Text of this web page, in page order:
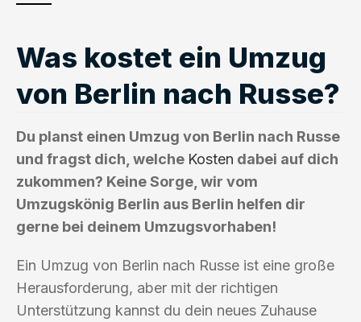
Was kostet ein Umzug
von Berlin nach Russe?
Du planst einen Umzug von Berlin nach Russe
und fragst dich, welche Kosten dabei auf dich
zukommen? Keine Sorge, wir vom
Umzugskönig Berlin aus Berlin helfen dir
gerne bei deinem Umzugsvorhaben!
Ein Umzug von Berlin nach Russe ist eine große
Herausforderung, aber mit der richtigen
Unterstützung kannst du dein neues Zuhause